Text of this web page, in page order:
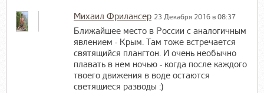
Михаил Фрилансер 23 Декабря 2016 в 08:37
Ближайшее место в России с аналогичным
явлением - Крым. Там тоже встречается
святящийся плангтон. И очень необычно
плавать в нем ночью - когда после каждого
твоего движения в воде остаются
светящиеся разводы :)